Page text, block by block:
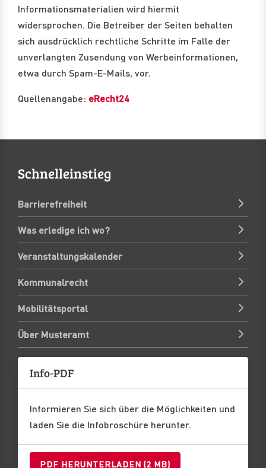
Informationsmaterialien wird hiermit
widersprochen. Die Betreiber der Seiten behalten
sich ausdrücklich rechtliche Schritte im Falle der
unverlangten Zusendung von Werbeinformationen,
etwa durch Spam-E-Mails, vor.
Quellenangabe: eRecht24
Schnelleinstieg
Barrierefreiheit
Was erledige ich wo?
Veranstaltungskalender
Kommunalrecht
Mobilitätsportal
Über Musteramt
Info-PDF
Informieren Sie sich über die Möglichkeiten und
laden Sie die Infobroschüre herunter.
PDF HERUNTERLADEN (2 MB)